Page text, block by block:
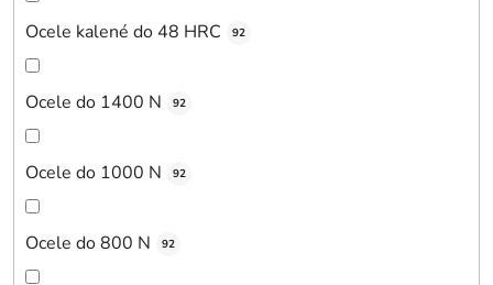
Ocele kalené do 48 HRC 92
Ocele do 1400 N 92
Ocele do 1000 N 92
Ocele do 800 N 92